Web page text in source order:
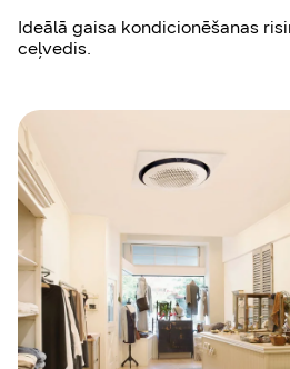
Ideālā gaisa kondicionēšanas
ceļvedis.